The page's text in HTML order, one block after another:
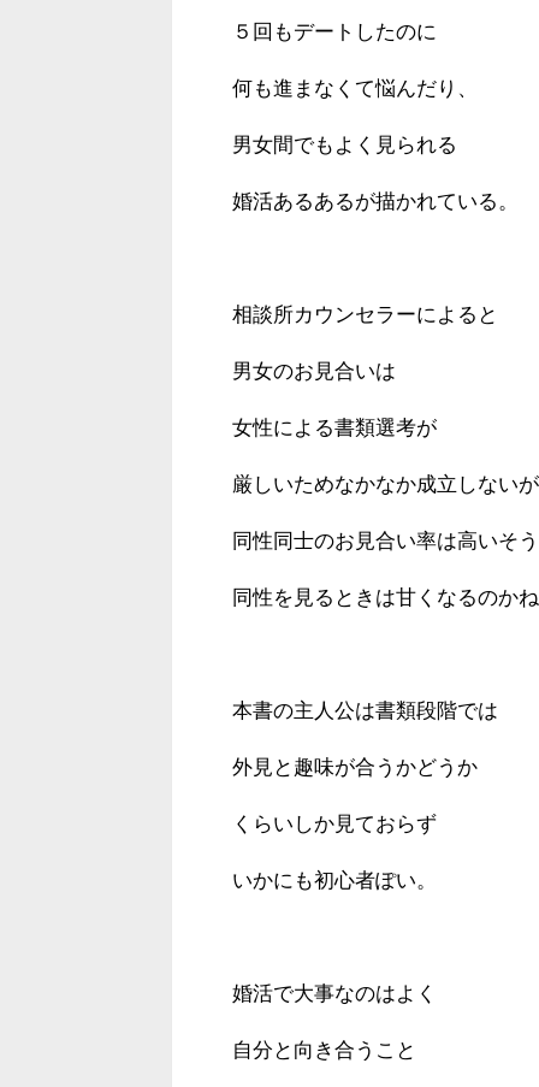
５回もデートしたのに
何も進まなくて悩んだり、
男女間でもよく見られる
婚活あるあるが描かれている。
相談所カウンセラーによると
男女のお見合いは
女性による書類選考が
厳しいためなかなか成立しない
同性同士のお見合い率は高いそ
同性を見るときは甘くなるのか
本書の主人公は書類段階では
外見と趣味が合うかどうか
くらいしか見ておらず
いかにも初心者ぽい。
婚活で大事なのはよく
自分と向き合うこと